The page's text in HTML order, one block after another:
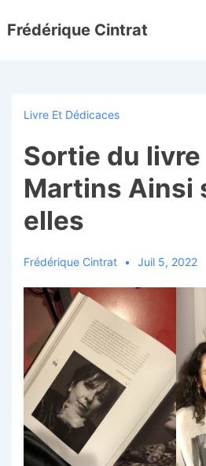
passer
Frédérique Cintrat
Livre Et Dédicaces
Sortie du livre
Martins Ainsi
elles
Frédérique Cintrat Juil 5, 2022